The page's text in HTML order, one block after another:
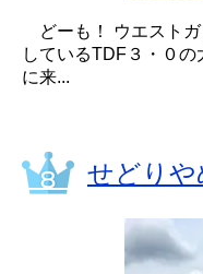
どーも！ ウエストガ
しているTDF３・０
に来...
せどりや